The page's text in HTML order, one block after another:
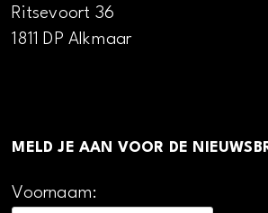
Ritsevoort 36
1811 DP Alkmaar
MELD JE AAN VOOR DE
Voornaam: